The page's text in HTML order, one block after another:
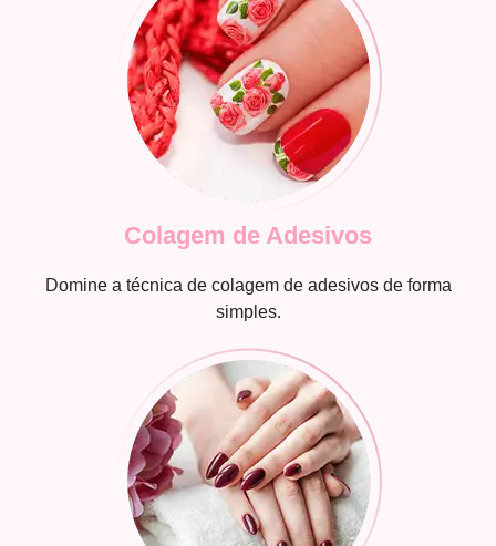
Colagem de Adesivos
Domine a técnica de colagem de adesivos de forma
simples.